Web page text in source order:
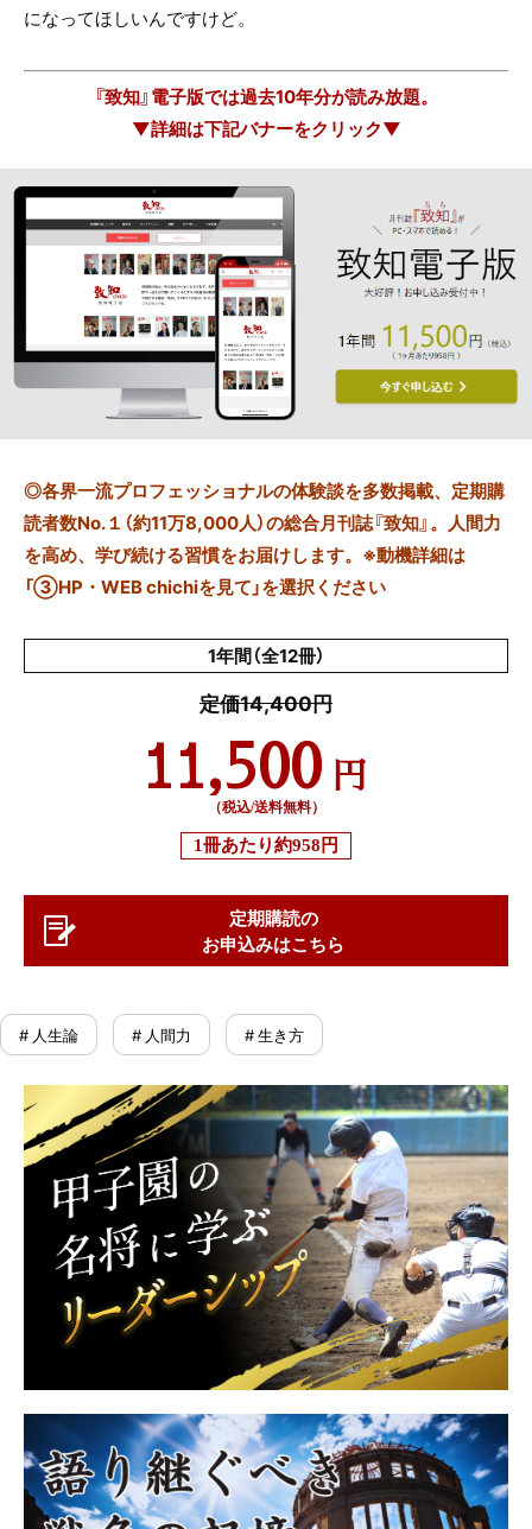
になってほしいんですけど。
『致知』電子版では過去10年分が読み放題。
▼詳細は下記バナーをクリック▼
◎各界一流プロフェッショナルの体験談を多数掲載、定期購
読者数No.１（約11万8,000人）の総合月刊誌『致知』。人間力
を高め、学び続ける習慣をお届けします。※動機詳細は
「③HP・WEB chichiを見て」を選択ください
1年間（全12冊）
定価14,400円
11,500 円
（税込/送料無料）
1冊あたり約958円
定期購読の
お申込みはこちら
# 人生論 # 人間力 # 生き方